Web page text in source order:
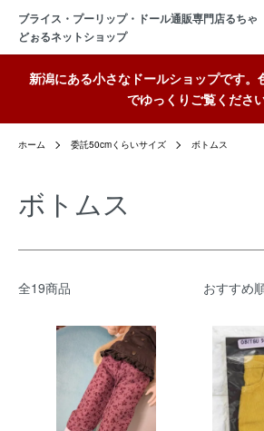
ブライス・プーリップ・ドール通販専門店るちゃ
どぉるネットショップ
新潟にある小さなドールショップです。
でゆっくりご覧ください
ホーム 委託50cmくらいサイズ ボトムス
ボトムス
全19商品 おすすめ